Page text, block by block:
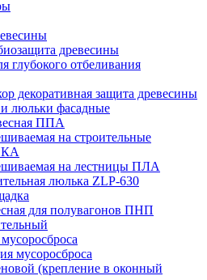
древесины
глубокого отбеливания
декоративная защита древесины
люльки фасадные
ППА
на строительные
на лестницы ПЛА
люлька ZLP-630
для полувагонов ПНП
мусоросброса
(крепление в оконный